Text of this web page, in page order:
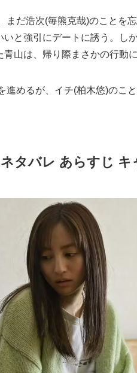
だ浩次(毎熊克哉)のことを
と強引にデートに誘う。し
青山は、帰り際まさかの行動
めるが、イチ(柏木悠)のこ
タバレ あらすじ キ